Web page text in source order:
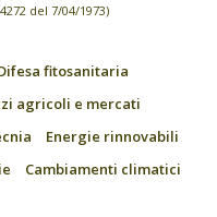
del 7/04/1973)
fitosanitaria
agricoli e mercati
Energie rinnovabili
Cambiamenti climatici